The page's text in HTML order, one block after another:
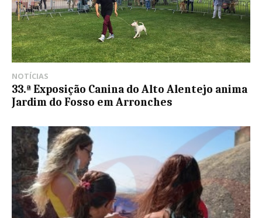
NOTÍCIAS
33.ª Exposição Canina do Alto Alentejo anima
Jardim do Fosso em Arronches